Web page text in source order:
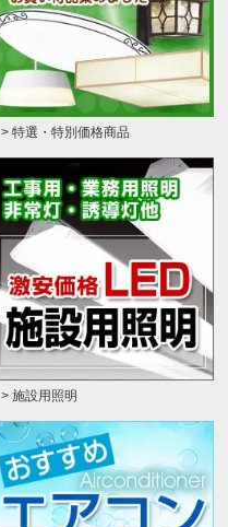
> 特選・特別価格商品
> 施設用照明